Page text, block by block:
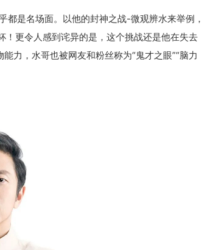
都是名场面。以他的封神之战-微观辨水来举例，
更令人感到诧异的是，这个挑战还是他在失去
力，水哥也被网友和粉丝称为“鬼才之眼”“脑力